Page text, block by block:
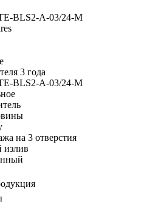
BLS2-A-03/24-M
3 года
BLS2-A-03/24-M
на 3 отверстия
излив